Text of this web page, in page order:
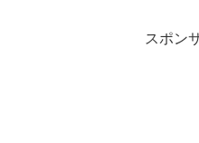
スポン